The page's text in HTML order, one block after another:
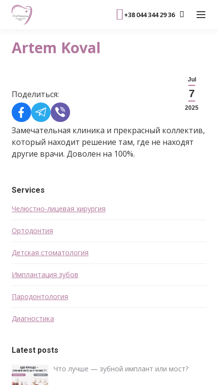
+38 044 344 29 36
Artem Koval
Jul
7
2025
Поделиться:
Замечательная клиника и прекрасный коллектив,
который находит решение там, где не находят
другие врачи. Доволен на 100%.
Services
Челюстно-лицевая хирургия
Ортодонтия
Детская стоматология
Имплантация зубов
Пародонтология
Диагностика
Latest posts
Что лучше — зубной имплант или мост?